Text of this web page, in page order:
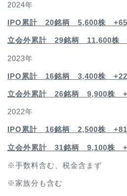
2024年
IPO累計 20銘柄 5,600株
立会外累計 29銘柄 11,600株
2023年
IPO累計 16銘柄 3,400株
立会外累計 26銘柄 9,900株
2022年
IPO累計 16銘柄 2,500株
立会外累計 31銘柄 9,100株
※手数料含む、税金含まず
※家族分も含む